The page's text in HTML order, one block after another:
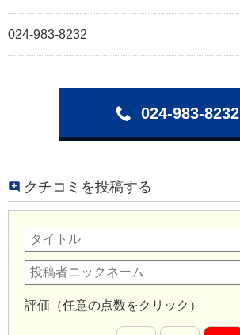
024-983-8232
024-983-8232
クチコミを投稿する
評価（任意の点数をクリック）